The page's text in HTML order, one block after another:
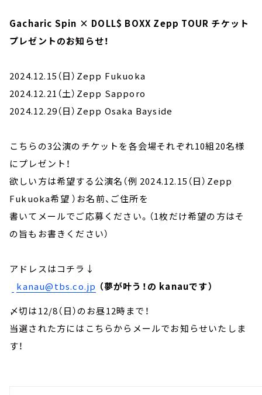
Gacharic Spin × DOLL$ BOXX Zepp TOUR チケット
プレゼントのお知らせ！
2024.12.15（日）Zepp Fukuoka
2024.12.21（土）Zepp Sapporo
2024.12.29（日）Zepp Osaka Bayside
こちらの3公演のチケットを各会場それぞれ10組20名様
にプレゼント！
欲しい方は希望する公演名（例 2024.12.15（日）Zepp
Fukuoka希望 ）お名前、ご住所を
書いてメールでご応募ください。（1枚だけ希望の方はそ
の旨もお書きください）
アドレスはコチラ↓
kanau@tbs.co.jp （夢が叶う！の kanauです）
〆切は12/8（日）のお昼12時まで！
当選された方にはこちらからメールでお知らせいたしま
す！